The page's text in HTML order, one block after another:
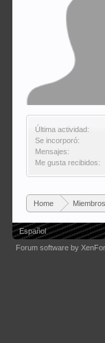
Última actividad:
Se incorporó:
Mensajes:
Me gusta recibidos:
Home Miembros
Español
Forum software by